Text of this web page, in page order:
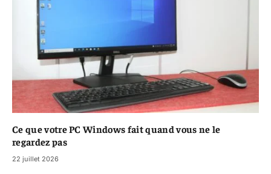
Ce que votre PC Windows fait quand vous ne le
regardez pas
22 juillet 2026